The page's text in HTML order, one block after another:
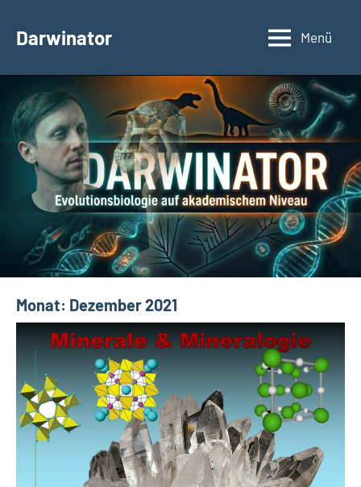
InhaltDarwinator
Evolutionsbiologie
Menü
Monat: Dezember 2021